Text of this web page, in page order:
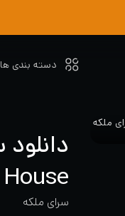
دسته بندی ها
House
سرای ملکه